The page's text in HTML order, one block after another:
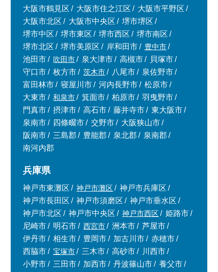
大阪市鶴見区
大阪市住之江区
大阪市平野区
大阪市北区
大阪市中央区
堺市堺区
堺市中区
堺市東区 堺市西区
堺市南区
堺市北区
堺市美原区 岸和田市
豊中市
池田市
吹田市 泉大津市 高槻市
貝塚市
守口市
枚方市 茨木市 八尾市
泉佐野市
富田林市
寝屋川市 河内長野市
松原市
大東市
和泉市 箕面市 柏原市
羽曳野市
門真市
摂津市 高石市 藤井寺市
東大阪市
泉南市
四條畷市 交野市
大阪狭山市
阪南市
三島郡 豊能郡 泉北郡
泉南郡
南河内郡
兵庫県
神戸市東灘区 神戸市灘区
神戸市兵庫区
神戸市長田区
神戸市須磨区
神戸市垂水区
神戸市北区
神戸市中央区 神戸市西区
姫路市
尼崎市
明石市 西宮市 洲本市
芦屋市
伊丹市
相生市 豊岡市 加古川市
赤穂市
西脇市
宝塚市 三木市 高砂市
川西市
小野市
三田市 加西市 丹波篠山市
養父市